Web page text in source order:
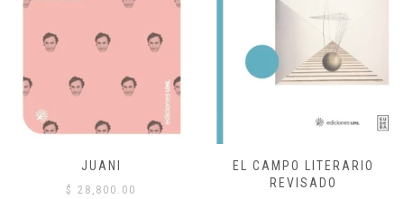
JUANI
$ 28,800.00
EL CAMPO LITERARIO
REVISADO